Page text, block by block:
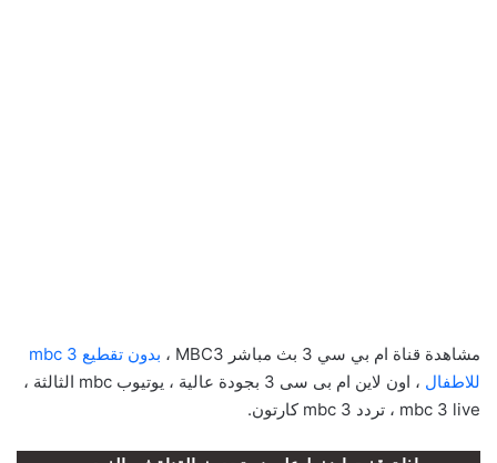
مشاهدة قناة ام بي سي 3 بث مباشر MBC3 ،
بدون تقطيع mbc 3
للاطفال
، اون لاين ام بى سى 3 بجودة عالية ، يوتيوب mbc الثالثة ،
mbc 3 live ، تردد mbc 3 كارتون.